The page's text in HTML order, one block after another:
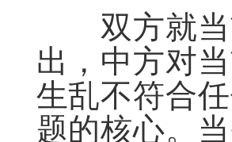
双方就当
出，中方对
生乱不符合
题的核心。